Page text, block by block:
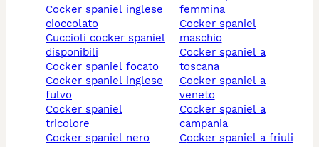
cocker spaniel inglese
cioccolato
cuccioli cocker spaniel
disponibili
cocker spaniel focato
cocker spaniel inglese
fulvo
cocker spaniel
tricolore
cocker spaniel nero
femmina
cocker spaniel
maschio
cocker spaniel a
toscana
cocker spaniel a
veneto
cocker spaniel a
campania
cocker spaniel a friuli